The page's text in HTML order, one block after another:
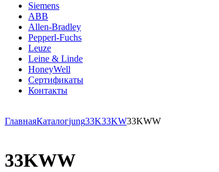
Siemens
ABB
Allen-Bradley
Pepperl-Fuchs
Leuze
Leine & Linde
HoneyWell
Сертификаты
Контакты
ГлавнаяКаталогjung33K33KW33KWW
33KWW